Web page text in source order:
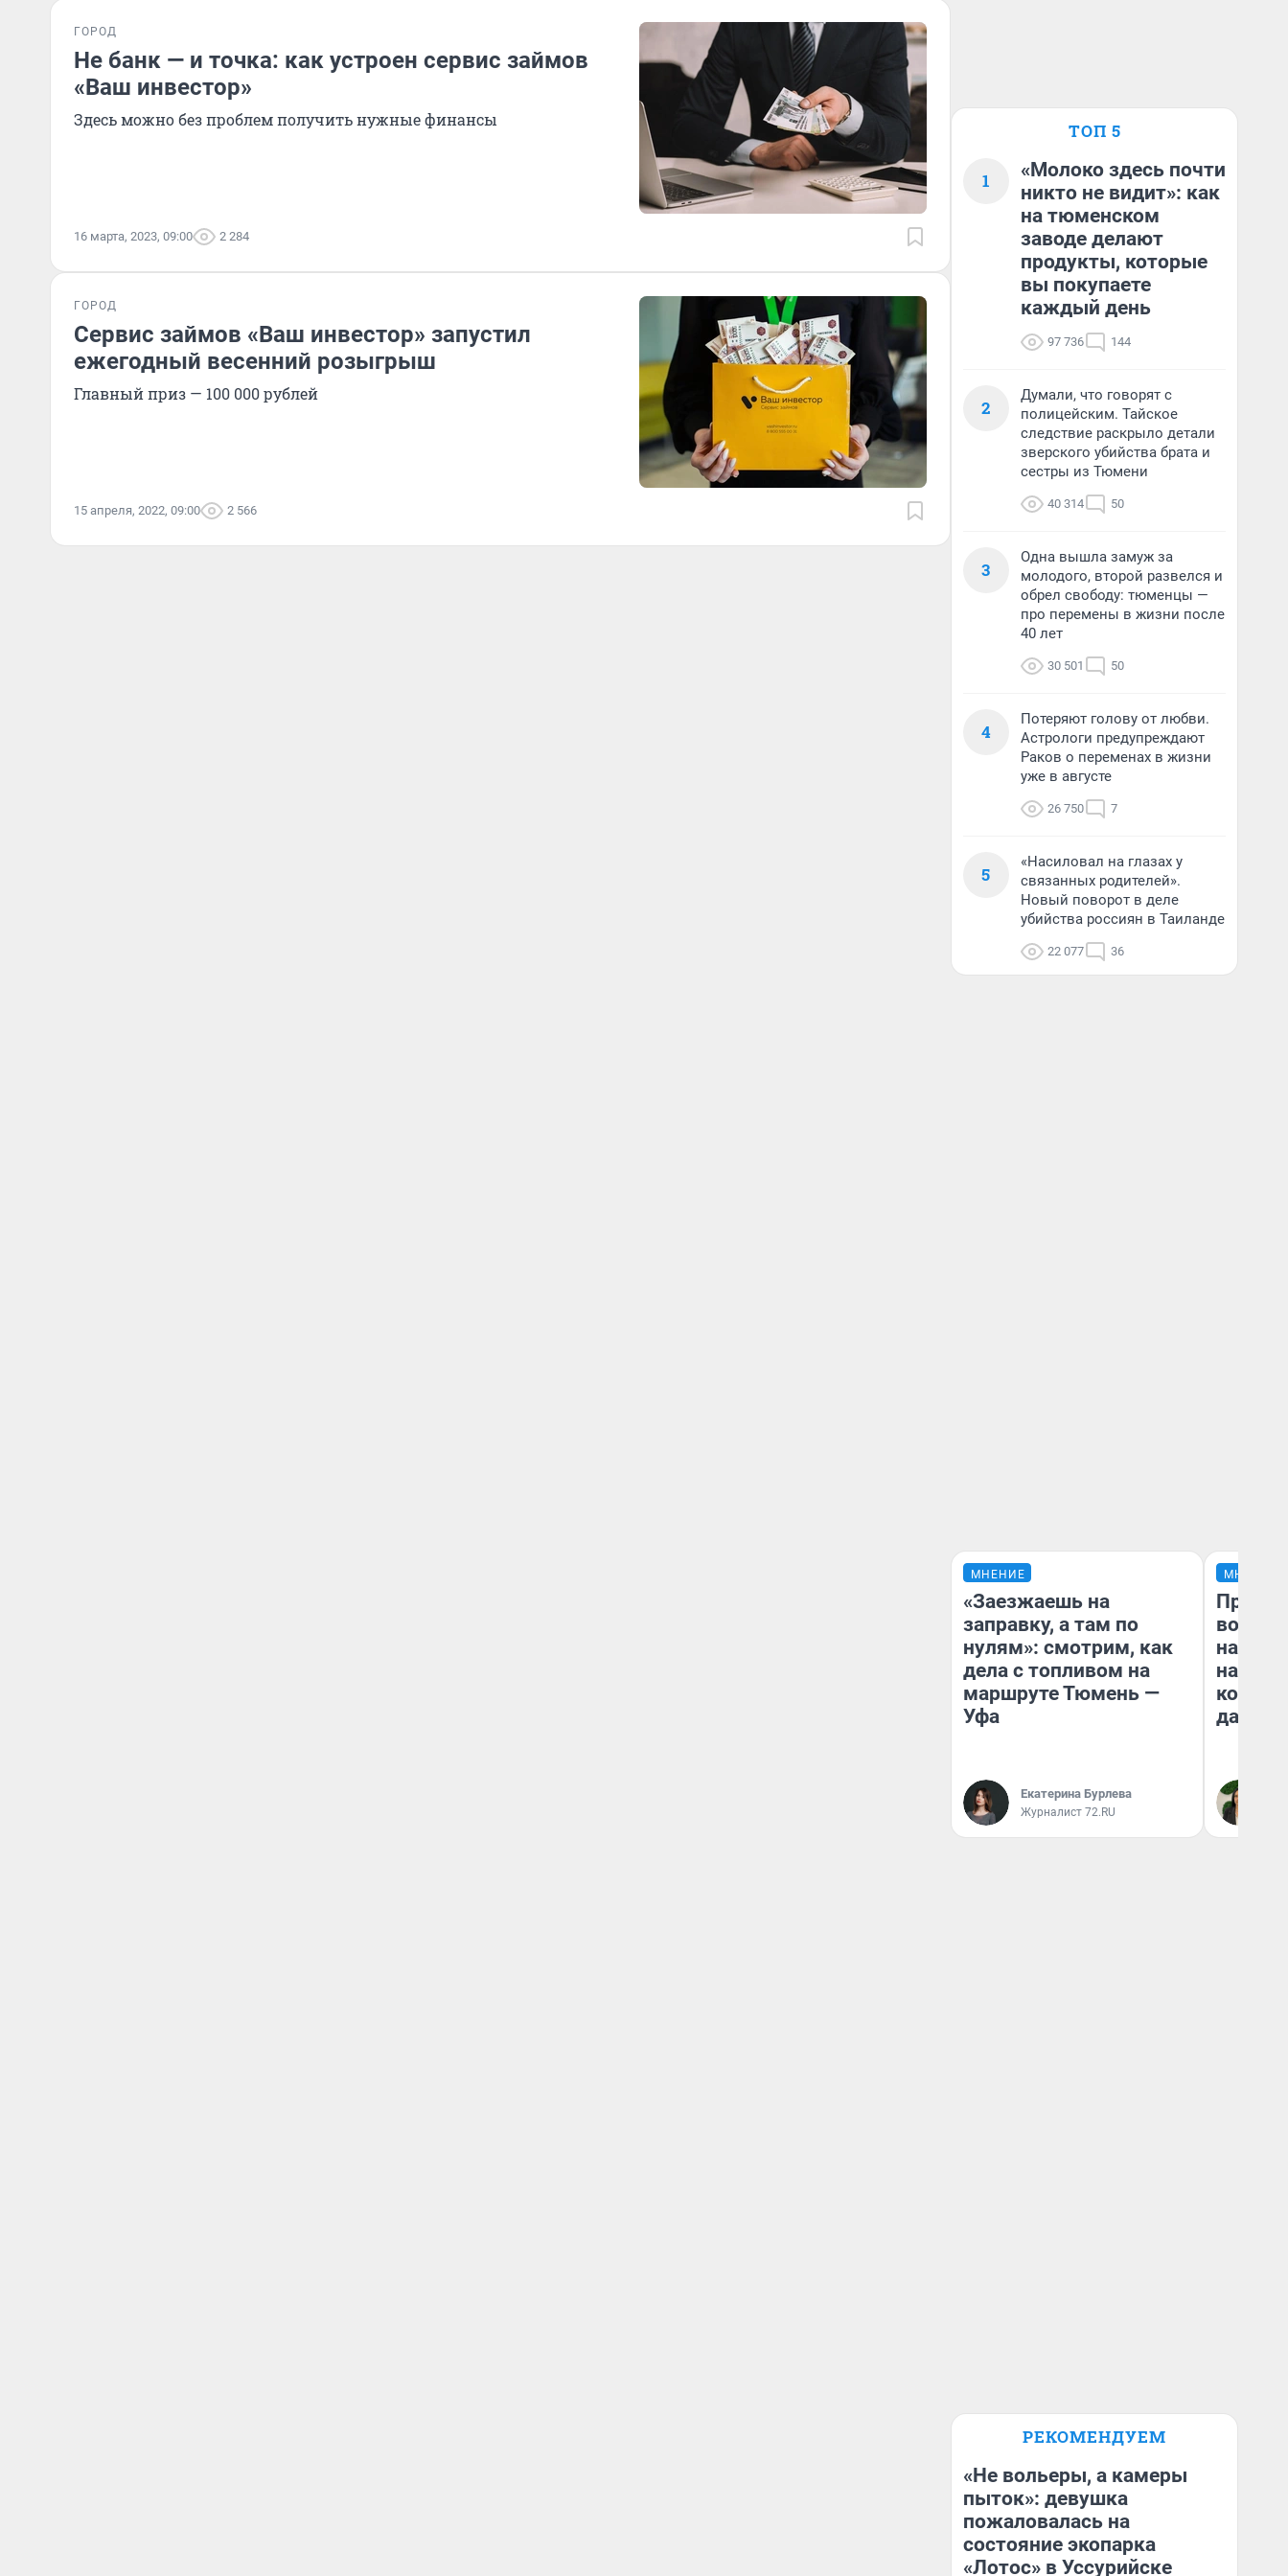
ГОРОД
Не банк — и точка: как устроен сервис займов
«Ваш инвестор»
Здесь можно без проблем получить нужные финансы
16 марта, 2023, 09:00 2 284
ГОРОД
Сервис займов «Ваш инвестор» запустил
ежегодный весенний розыгрыш
Главный приз — 100 000 рублей
15 апреля, 2022, 09:00 2 566
ТОП 5
1
«Молоко здесь почти
никто не видит»: как
на тюменском
заводе делают
продукты, которые
вы покупаете
каждый день
97 736 144
2
Думали, что говорят с
полицейским. Тайское
следствие раскрыло детали
зверского убийства брата и
сестры из Тюмени
40 314 50
3
Одна вышла замуж за
молодого, второй развелся и
обрел свободу: тюменцы —
про перемены в жизни после
40 лет
30 501 50
4
Потеряют голову от любви.
Астрологи предупреждают
Раков о переменах в жизни
уже в августе
26 750 7
5
«Насиловал на глазах у
связанных родителей».
Новый поворот в деле
убийства россиян в Таиланде
22 077 36
МНЕНИЕ
«Заезжаешь на
заправку, а там по
нулям»: смотрим, как
дела с топливом на
маршруте Тюмень —
Уфа
Екатерина Бурлева
Журналист 72.RU
МНЕНИЕ
нам
даже
РЕКОМЕНДУЕМ
«Не вольеры, а камеры
пыток»: девушка
пожаловалась на
состояние экопарка
«Лотос» в Уссурийске